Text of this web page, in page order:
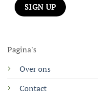
Pagina's
Over ons
Contact